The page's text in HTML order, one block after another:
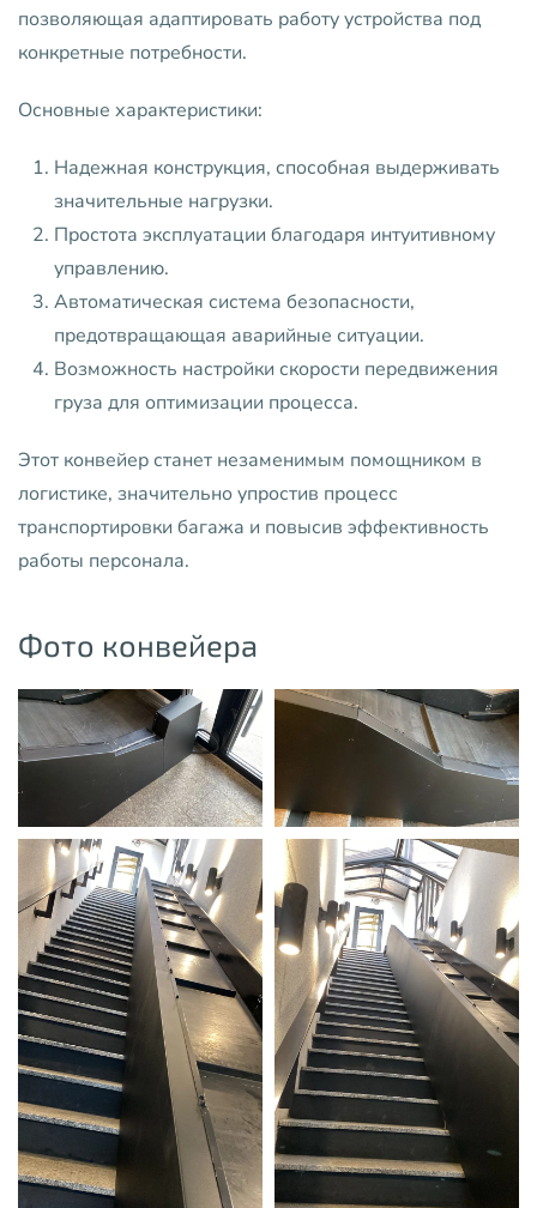
позволяющая адаптировать работу устройства под
конкретные потребности.
Основные характеристики:
Надежная конструкция, способная выдерживать
значительные нагрузки.
Простота эксплуатации благодаря интуитивному
управлению.
Автоматическая система безопасности,
предотвращающая аварийные ситуации.
Возможность настройки скорости передвижения
груза для оптимизации процесса.
Этот конвейер станет незаменимым помощником в
логистике, значительно упростив процесс
транспортировки багажа и повысив эффективность
работы персонала.
Фото конвейера